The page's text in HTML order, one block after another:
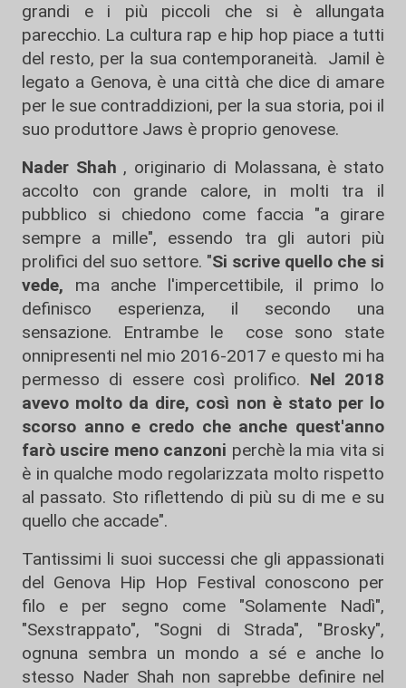
grandi e i più piccoli che si è allungata
parecchio. La cultura rap e hip hop piace a tutti
del resto, per la sua contemporaneità. Jamil è
legato a Genova, è una città che dice di amare
per le sue contraddizioni, per la sua storia, poi il
suo produttore Jaws è proprio genovese.
Nader Shah , originario di Molassana, è stato
accolto con grande calore, in molti tra il
pubblico si chiedono come faccia "a girare
sempre a mille", essendo tra gli autori più
prolifici del suo settore. "Si scrive quello che si
vede, ma anche l'impercettibile, il primo lo
definisco esperienza, il secondo una
sensazione. Entrambe le cose sono state
onnipresenti nel mio 2016-2017 e questo mi ha
permesso di essere così prolifico. Nel 2018
avevo molto da dire, così non è stato per lo
scorso anno e credo che anche quest'anno
farò uscire meno canzoni perchè la mia vita si
è in qualche modo regolarizzata molto rispetto
al passato. Sto riflettendo di più su di me e su
quello che accade".
Tantissimi li suoi successi che gli appassionati
del Genova Hip Hop Festival conoscono per
filo e per segno come "Solamente Nadì",
"Sexstrappato", "Sogni di Strada", "Brosky",
ognuna sembra un mondo a sé e anche lo
stesso Nader Shah non saprebbe definire nel